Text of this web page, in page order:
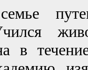
в